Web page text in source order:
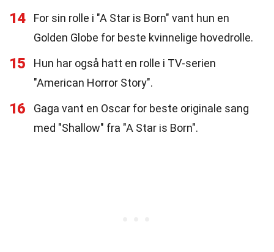
14
For sin rolle i "A Star is Born" vant hun en
Golden Globe for beste kvinnelige hovedrolle.
15
Hun har også hatt en rolle i TV-serien
"American Horror Story".
16
Gaga vant en Oscar for beste originale sang
med "Shallow" fra "A Star is Born".